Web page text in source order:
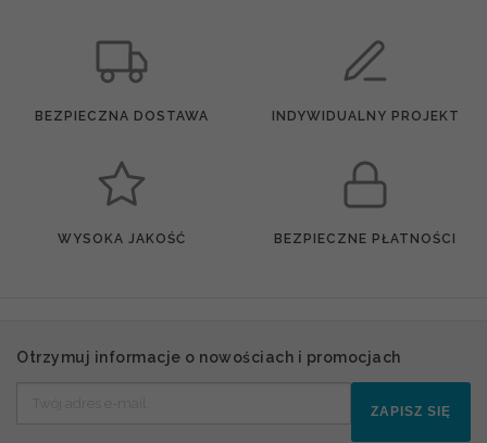
BEZPIECZNA DOSTAWA INDYWIDUALNY PROJEKT
WYSOKA JAKOŚĆ BEZPIECZNE PŁATNOŚCI
Otrzymuj informacje o nowościach i promocjach
ZAPISZ SIĘ